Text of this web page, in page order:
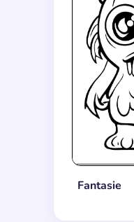
Fantasie